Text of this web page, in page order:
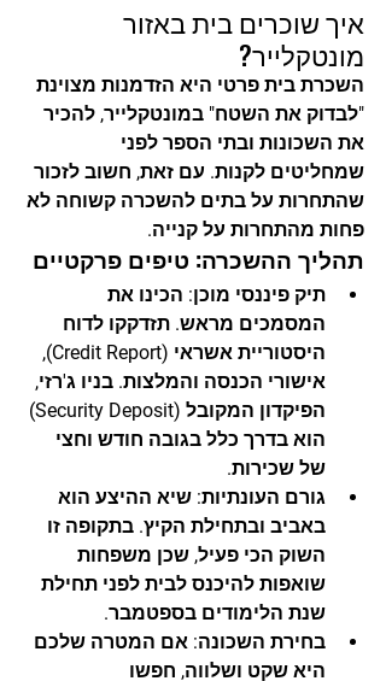
איך שוכרים בית באזור
מונטקלייר?
השכרת בית פרטי היא הזדמנות מצוינת
"לבדוק את השטח" במונטקלייר, להכיר
את השכונות ובתי הספר לפני
שמחליטים לקנות. עם זאת, חשוב לזכור
שהתחרות על בתים להשכרה קשוחה לא
פחות מהתחרות על קנייה.
תהליך ההשכרה: טיפים פרקטיים
תיק פיננסי מוכן: הכינו את
המסמכים מראש. תזדקקו לדוח
היסטוריית אשראי (Credit Report),
אישורי הכנסה והמלצות. בניו ג'רזי,
הפיקדון המקובל (Security Deposit)
הוא בדרך כלל בגובה חודש וחצי
של שכירות.
גורם העונתיות: שיא ההיצע הוא
באביב ובתחילת הקיץ. בתקופה זו
השוק הכי פעיל, שכן משפחות
שואפות להיכנס לבית לפני תחילת
שנת הלימודים בספטמבר.
בחירת השכונה: אם המטרה שלכם
היא שקט ושלווה, חפשו